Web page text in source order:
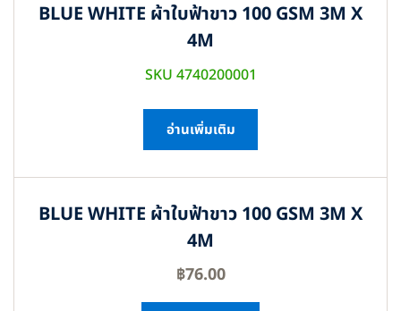
BLUE WHITE ผ้าใบฟ้าขาว 100 GSM 3M X
4M
SKU 4740200001
อ่านเพิ่มเติม
BLUE WHITE ผ้าใบฟ้าขาว 100 GSM 3M X
4M
฿76.00